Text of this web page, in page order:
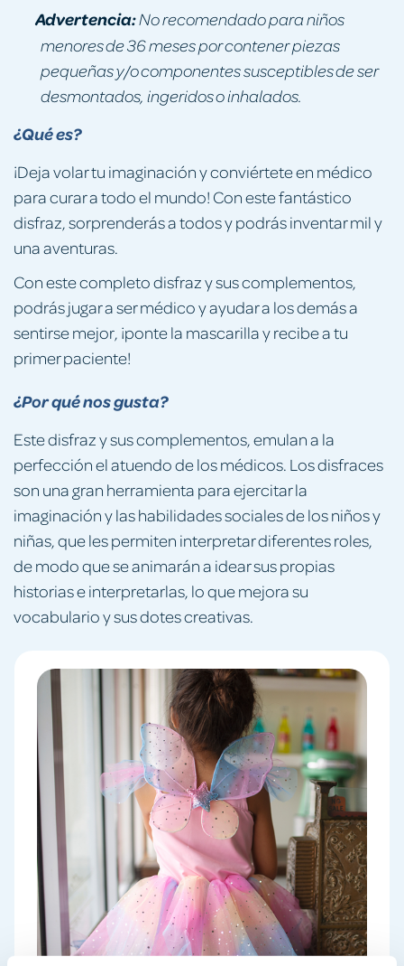
¿Qué es?
¡Deja volar tu imaginación y conviértete en médico
para curar a todo el mundo! Con este fantástico
disfraz, sorprenderás a todos y podrás inventar mil y
una aventuras.
Con este completo disfraz y sus complementos,
podrás jugar a ser médico y ayudar a los demás a
sentirse mejor, ¡ponte la mascarilla y recibe a tu
primer paciente!
¿Por qué nos gusta?
Este disfraz y sus complementos, emulan a la
perfección el atuendo de los médicos. Los disfraces
son una gran herramienta para ejercitar la
imaginación y las habilidades sociales de los niños y
niñas, que les permiten interpretar diferentes roles,
de modo que se animarán a idear sus propias
historias e interpretarlas, lo que mejora su
vocabulario y sus dotes creativas.
Advertencia:No recomendado para niños
menores de 36 meses por contener piezas
pequeñas y/o componentes susceptibles de ser
desmontados, ingeridos o inhalados.